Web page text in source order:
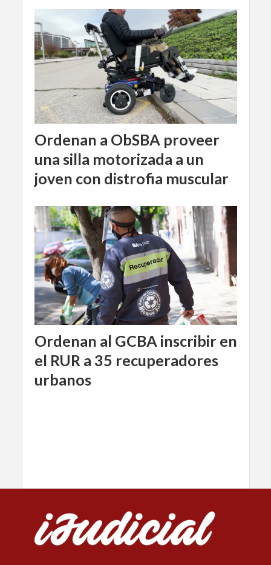
Ordenan a ObSBA proveer
una silla motorizada a un
joven con distrofia muscular
Ordenan al GCBA inscribir en
el RUR a 35 recuperadores
urbanos